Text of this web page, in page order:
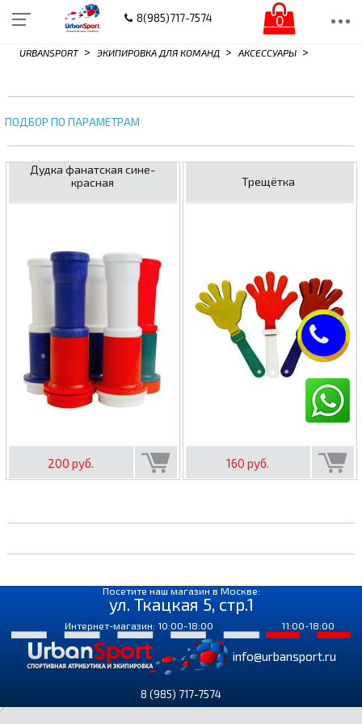
8(985)717-7574 0
URBANSPORT > ЭКИПИРОВКА ДЛЯ КОМАНД > АКСЕССУАРЫ >
ПОДБОР ПО ПАРАМЕТРАМ
Дудка фанатская сине-
красная
200 руб.
Трещётка
160 руб.
Посетите наш магазин в Москве:
ул. Ткацкая 5, стр.1
Интернет-магазин: 10:00-18:00 11:00-18:00
info@urbansport.ru
8 (985) 717-7574